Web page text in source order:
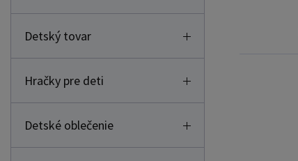
Detský tovar
Hračky pre deti
Detské oblečenie